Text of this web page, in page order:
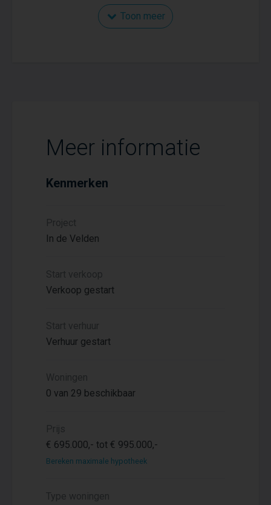
Toon meer
Meer informatie
Kenmerken
Project
In de Velden
Start verkoop
Verkoop gestart
Start verhuur
Verhuur gestart
Woningen
0 van 29 beschikbaar
Prijs
€ 695.000,- tot € 995.000,-
Bereken maximale hypotheek
Type woningen